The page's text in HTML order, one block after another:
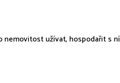
nemovitost užívat, hospodařit s ní